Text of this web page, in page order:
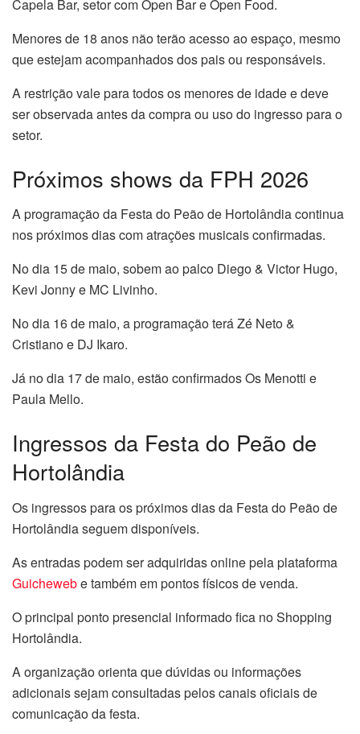
Capela Bar, setor com Open Bar e Open Food.
Menores de 18 anos não terão acesso ao espaço, mesmo
que estejam acompanhados dos pais ou responsáveis.
A restrição vale para todos os menores de idade e deve
ser observada antes da compra ou uso do ingresso para o
setor.
Próximos shows da FPH 2026
A programação da Festa do Peão de Hortolândia continua
nos próximos dias com atrações musicais confirmadas.
No dia 15 de maio, sobem ao palco Diego & Victor Hugo,
Kevi Jonny e MC Livinho.
No dia 16 de maio, a programação terá Zé Neto &
Cristiano e DJ Ikaro.
Já no dia 17 de maio, estão confirmados Os Menotti e
Paula Mello.
Ingressos da Festa do Peão de
Hortolândia
Os ingressos para os próximos dias da Festa do Peão de
Hortolândia seguem disponíveis.
As entradas podem ser adquiridas online pela plataforma
Guichewebe também em pontos físicos de venda.
O principal ponto presencial informado fica no Shopping
Hortolândia.
A organização orienta que dúvidas ou informações
adicionais sejam consultadas pelos canais oficiais de
comunicação da festa.